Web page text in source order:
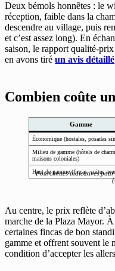
Deux bémols honnêtes : le
réception, faible dans la
descendre au village, puis
et c’est assez long). En
saison, le rapport qualité-
en avons tiré un avis détaillé
Combien coûte
Gamme
Économique (hostales, posadas
Milieu de gamme (hôtels de
maisons coloniales)
Haut de gamme (fincas, suites
Fourchettes indicatives
Au centre, le prix reflète
marche de la Plaza Mayor.
certaines fincas de bon
gamme et offrent souvent
condition d’accepter les